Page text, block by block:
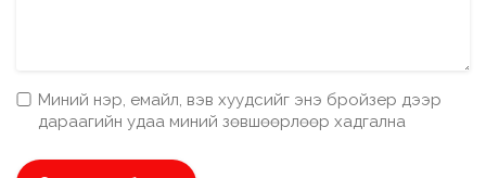
Миний нэр, емайл, вэв хуудсийг энэ бройзер дээр
дараагийн удаа миний зөвшөөрлөөр хадгална